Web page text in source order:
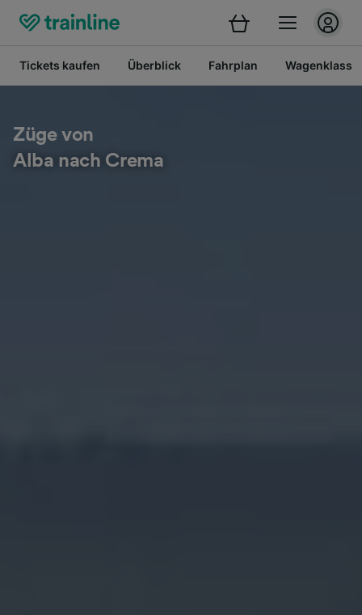
Tickets kaufen Überblick Fahrplan
Züge von
Alba nach Crema